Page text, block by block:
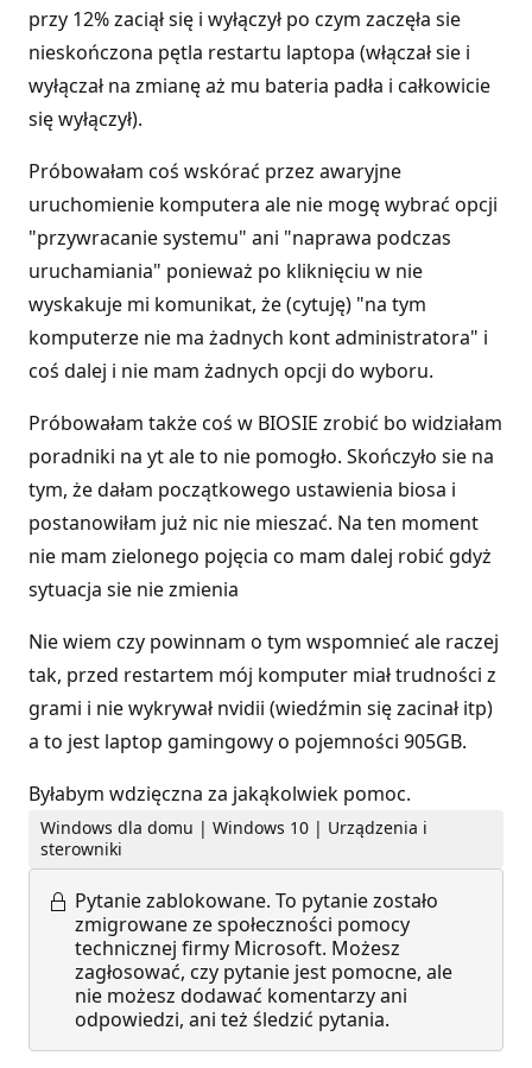
przy 12% zaciął się i wyłączył po czym zaczęła sie
nieskończona pętla restartu laptopa (włączał sie i
wyłączał na zmianę aż mu bateria padła i całkowicie
się wyłączył).
Próbowałam coś wskórać przez awaryjne
uruchomienie komputera ale nie mogę wybrać opcji
"przywracanie systemu" ani "naprawa podczas
uruchamiania" ponieważ po kliknięciu w nie
wyskakuje mi komunikat, że (cytuję) "na tym
komputerze nie ma żadnych kont administratora" i
coś dalej i nie mam żadnych opcji do wyboru.
Próbowałam także coś w BIOSIE zrobić bo widziałam
poradniki na yt ale to nie pomogło. Skończyło sie na
tym, że dałam początkowego ustawienia biosa i
postanowiłam już nic nie mieszać. Na ten moment
nie mam zielonego pojęcia co mam dalej robić gdyż
sytuacja sie nie zmienia
Nie wiem czy powinnam o tym wspomnieć ale raczej
tak, przed restartem mój komputer miał trudności z
grami i nie wykrywał nvidii (wiedźmin się zacinał itp)
a to jest laptop gamingowy o pojemności 905GB.
Byłabym wdzięczna za jakąkolwiek pomoc.
Windows dla domu | Windows 10 | Urządzenia i
sterowniki
Pytanie zablokowane. To pytanie zostało
zmigrowane ze społeczności pomocy
technicznej firmy Microsoft. Możesz
zagłosować, czy pytanie jest pomocne, ale
nie możesz dodawać komentarzy ani
odpowiedzi, ani też śledzić pytania.